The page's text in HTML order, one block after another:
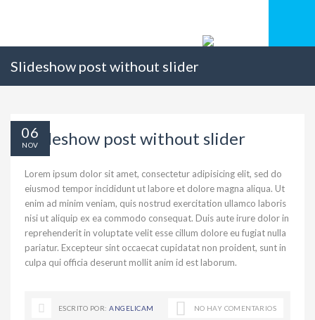
Slideshow post without slider
Slideshow post without slider
Lorem ipsum dolor sit amet, consectetur adipisicing elit, sed do
eiusmod tempor incididunt ut labore et dolore magna aliqua. Ut
enim ad minim veniam, quis nostrud exercitation ullamco laboris
nisi ut aliquip ex ea commodo consequat. Duis aute irure dolor in
reprehenderit in voluptate velit esse cillum dolore eu fugiat nulla
pariatur. Excepteur sint occaecat cupidatat non proident, sunt in
culpa qui officia deserunt mollit anim id est laborum.
06
NOV
ESCRITO POR:ANGELICAM NO HAY COMENTARIOS